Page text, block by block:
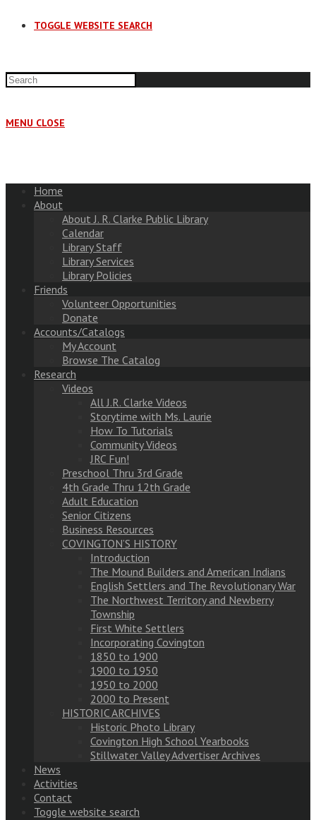
TOGGLE WEBSITE SEARCH
MENU CLOSE
Home
About
About J. R. Clarke Public Library
Calendar
Library Staff
Library Services
Library Policies
Friends
Volunteer Opportunities
Donate
Accounts/Catalogs
My Account
Browse The Catalog
Research
Videos
All J.R. Clarke Videos
Storytime with Ms. Laurie
How To Tutorials
Community Videos
JRC Fun!
Preschool Thru 3rd Grade
4th Grade Thru 12th Grade
Adult Education
Senior Citizens
Business Resources
COVINGTON’S HISTORY
Introduction
The Mound Builders and American Indians
English Settlers and The Revolutionary War
The Northwest Territory and Newberry
Township
First White Settlers
Incorporating Covington
1850 to 1900
1900 to 1950
1950 to 2000
2000 to Present
HISTORIC ARCHIVES
Historic Photo Library
Covington High School Yearbooks
Stillwater Valley Advertiser Archives
News
Activities
Contact
Toggle website search